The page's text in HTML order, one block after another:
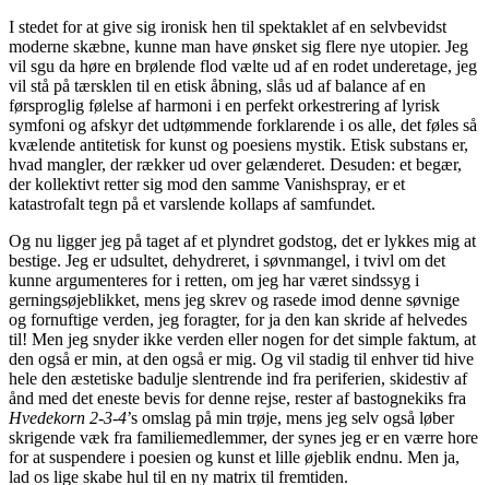
I stedet for at give sig ironisk hen til spektaklet af en selvbevidst
moderne skæbne, kunne man have ønsket sig flere nye utopier. Jeg
vil sgu da høre en brølende flod vælte ud af en rodet underetage, jeg
vil stå på tærsklen til en etisk åbning, slås ud af balance af en
førsproglig følelse af harmoni i en perfekt orkestrering af lyrisk
symfoni og afskyr det udtømmende forklarende i os alle, det føles så
kvælende antitetisk for kunst og poesiens mystik. Etisk substans er,
hvad mangler, der rækker ud over gelænderet. Desuden: et begær,
der kollektivt retter sig mod den samme Vanishspray, er et
katastrofalt tegn på et varslende kollaps af samfundet.
Og nu ligger jeg på taget af et plyndret godstog, det er lykkes mig at
bestige. Jeg er udsultet, dehydreret, i søvnmangel, i tvivl om det
kunne argumenteres for i retten, om jeg har været sindssyg i
gerningsøjeblikket, mens jeg skrev og rasede imod denne søvnige
og fornuftige verden, jeg foragter, for ja den kan skride af helvedes
til! Men jeg snyder ikke verden eller nogen for det simple faktum, at
den også er min, at den også er mig. Og vil stadig til enhver tid hive
hele den æstetiske badulje slentrende ind fra periferien, skidestiv af
ånd med det eneste bevis for denne rejse, rester af bastognekiks fra
Hvedekorn 2-3-4’s omslag på min trøje, mens jeg selv også løber
skrigende væk fra familiemedlemmer, der synes jeg er en værre hore
for at suspendere i poesien og kunst et lille øjeblik endnu. Men ja,
lad os lige skabe hul til en ny matrix til fremtiden.